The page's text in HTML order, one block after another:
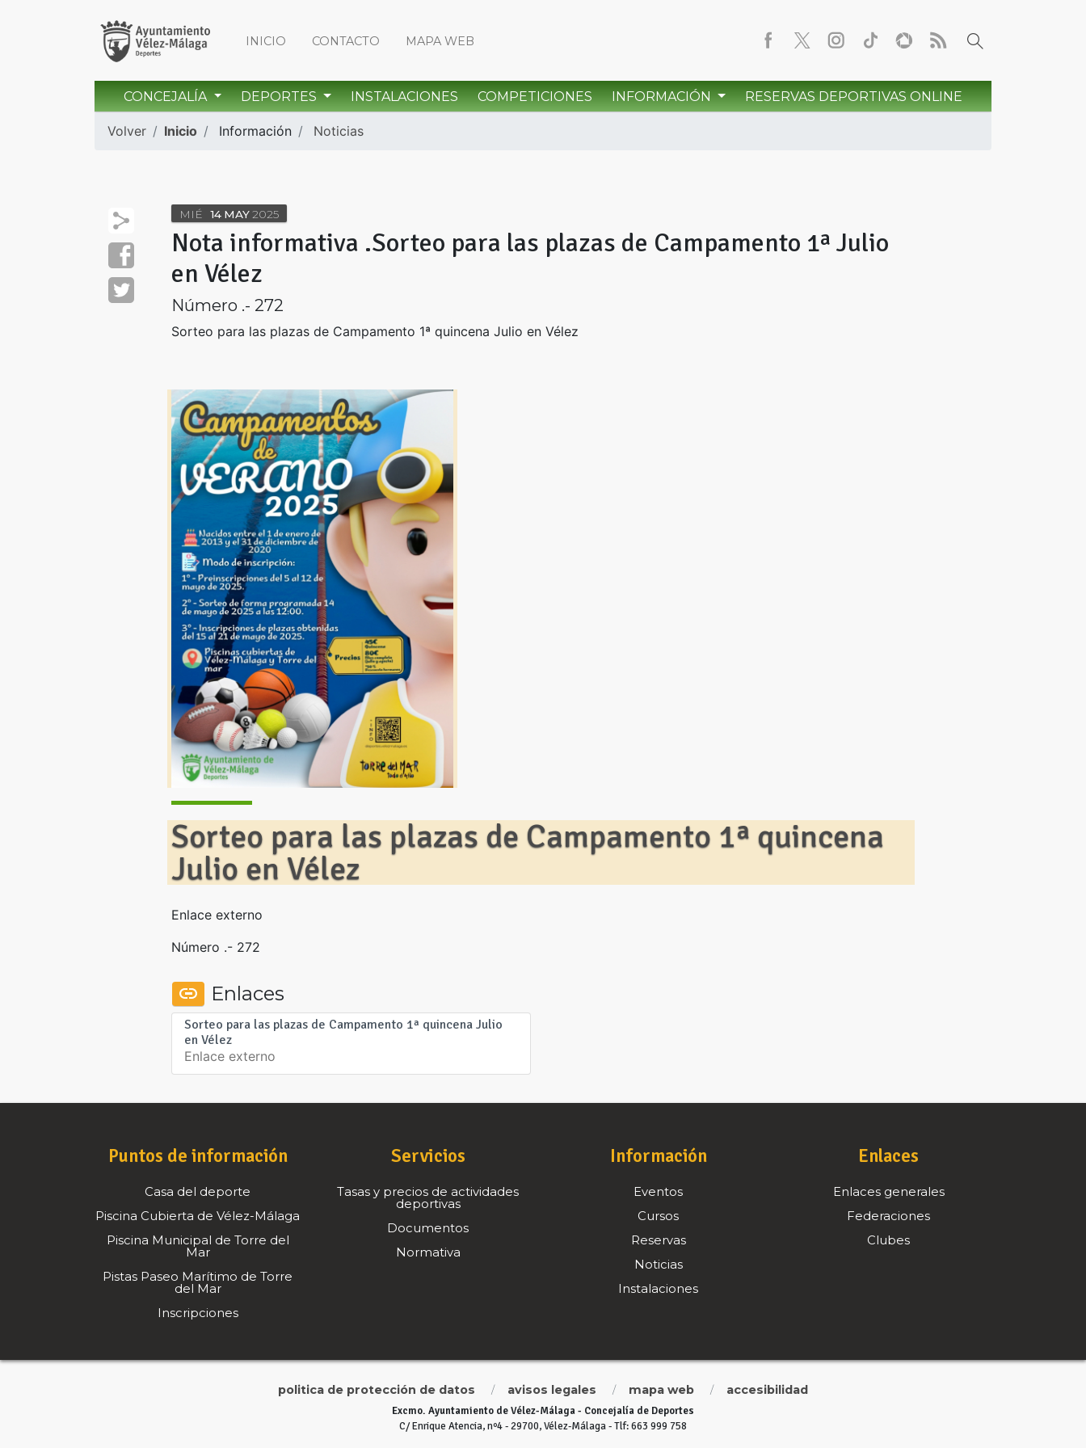
INICIO CONTACTO MAPA WEB
CONCEJALÍA DEPORTES INSTALACIONES COMPETICIONES INFORMACIÓN RESERVAS DEPORTIVAS ONLINE
Volver Inicio Información Noticias
MIÉ 14 MAY2025
Nota informativa .Sorteo para las plazas de Campamento 1ª Julio
en Vélez
Número .- 272
Sorteo para las plazas de Campamento 1ª quincena Julio en Vélez
Sorteo para las plazas de Campamento 1ª quincena
Julio en Vélez
Enlace externo
Número .- 272
Enlaces
Sorteo para las plazas de Campamento 1ª quincena Julio
en Vélez
Enlace externo
Puntos de información
Casa del deporte
Piscina Cubierta de Vélez-Málaga
Piscina Municipal de Torre del
Mar
Pistas Paseo Marítimo de Torre
del Mar
Inscripciones
Servicios
Tasas y precios de actividades
deportivas
Documentos
Normativa
Información
Eventos
Cursos
Reservas
Noticias
Instalaciones
Enlaces
Enlaces generales
Federaciones
Clubes
politica de protección de datos / avisos legales / mapa web / accesibilidad
Excmo. Ayuntamiento de Vélez-Málaga - Concejalía de Deportes
C/ Enrique Atencia, nº4 - 29700, Vélez-Málaga - Tlf: 663 999 758